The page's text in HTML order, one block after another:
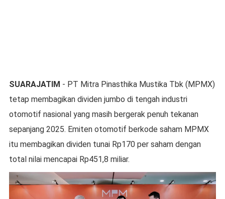
SUARAJATIM - PT Mitra Pinasthika Mustika Tbk (MPMX)
tetap membagikan dividen jumbo di tengah industri
otomotif nasional yang masih bergerak penuh tekanan
sepanjang 2025. Emiten otomotif berkode saham MPMX
itu membagikan dividen tunai Rp170 per saham dengan
total nilai mencapai Rp451,8 miliar.